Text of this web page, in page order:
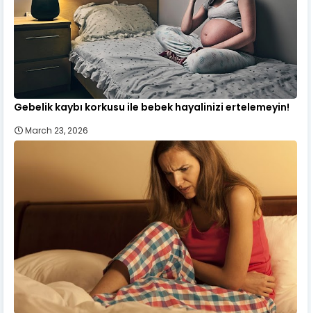
Gebelik kaybı korkusu ile bebek hayalinizi ertelemeyin!
March 23, 2026